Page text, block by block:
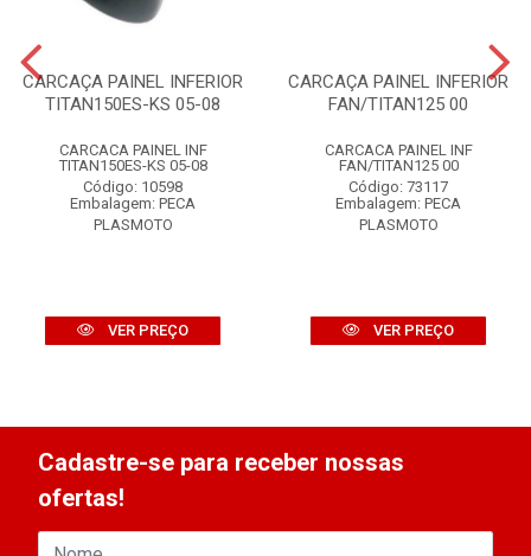
CARCAÇA PAINEL INFERIOR
TITAN150ES-KS 05-08
CARCACA PAINEL INF
TITAN150ES-KS 05-08
Código: 10598
Embalagem: PECA
PLASMOTO
VER PREÇO
CARCAÇA PAINEL INFERIOR
FAN/TITAN125 00
CARCACA PAINEL INF
FAN/TITAN125 00
Código: 73117
Embalagem: PECA
PLASMOTO
VER PREÇO
Cadastre-se para receber nossas
ofertas!